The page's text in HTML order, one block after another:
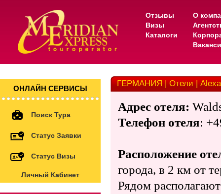
Отзывы
Визы
Каталоги
О
ОНЛАЙН СЕРВИСЫ
Поиск Тура
Статус Заявки
Статус Визы
Личный Кабинет
ГЕРМАНИЯ | Отели |
Адрес отеля:
Телефон отеля:
Расположение
города, в 2 км от
Рядом